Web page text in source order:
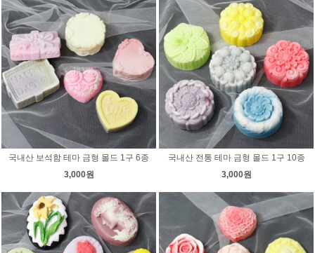
국내산 보석함 테마 금형 몰드 1구 6종
3,000원
국내산 전통 테마 금형 몰드 1구 10종
3,000원